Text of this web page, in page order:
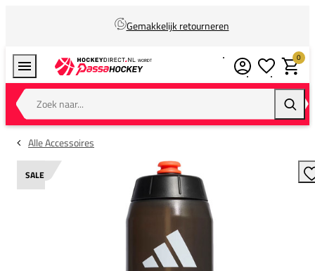
Gemakkelijk retourneren
Zoek naar...
0
Alle Accessoires
SALE